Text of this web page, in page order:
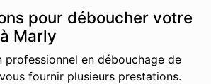
pour déboucher votre
Marly
professionnel en débouchage de
fournir plusieurs prestations.